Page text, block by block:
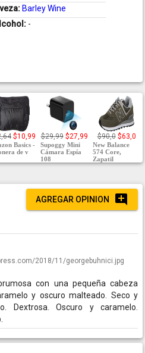
Barley Wine
-
$10,99
Basics -
de v
$29,99 $27,99
Supoggy Mini
Cámara Espía
108
$90,0 $63,0
New Balance
574 Core,
Zapatil
AGREGAR OPINION
con una pequeña cabeza
y oscuro malteado. Seco y
Dextrosa. Oscuro y caramelo.